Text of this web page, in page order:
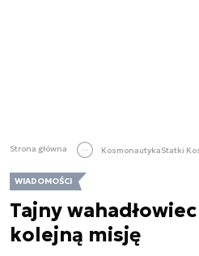
Strona główna KosmonautykaStatki
WIADOMOŚCI
Tajny
kolejną misję